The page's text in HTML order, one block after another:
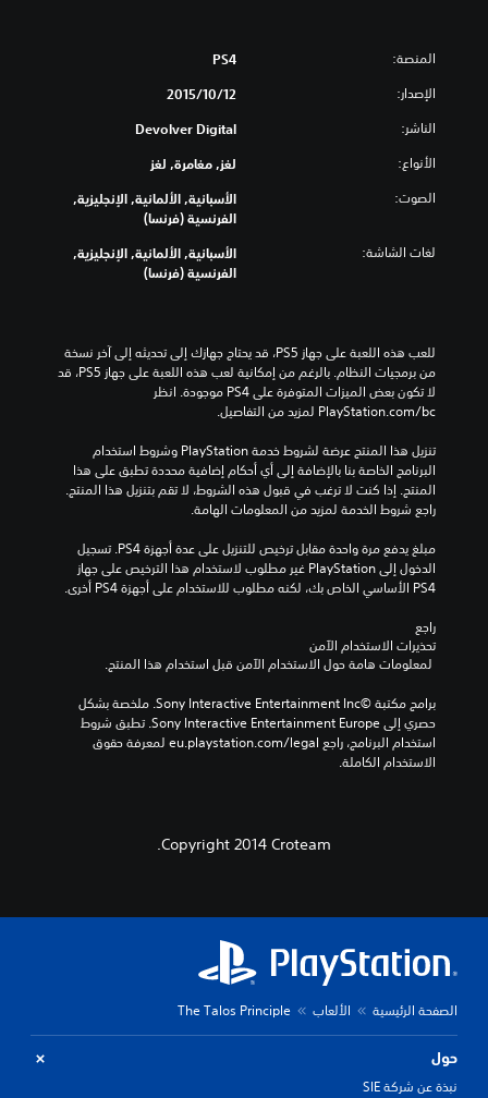
المنصة: PS4
الإصدار: 12‏/10‏/2015
الناشر: Devolver Digital
الأنواع: لغز, مغامرة, لغز
الصوت:
الأسبانية, الألمانية, الإنجليزية,
الفرنسية (فرنسا)
لغات الشاشة:
الأسبانية, الألمانية, الإنجليزية,
الفرنسية (فرنسا)
‎PlayStation.com/bc لمزيد من التفاصيل.
راجع شروط الخدمة لمزيد من المعلومات الهامة.
PS4 الأساسي الخاص بك، لكنه مطلوب للاستخدام على أجهزة PS4 أخرى.
راجع
تحذيرات الاستخدام الآمن
الاستخدام الكاملة.
Copyright 2014 Croteam.
الصفحة الرئيسية الألعاب The Talos Principle
حول
نبذة عن شركة SIE